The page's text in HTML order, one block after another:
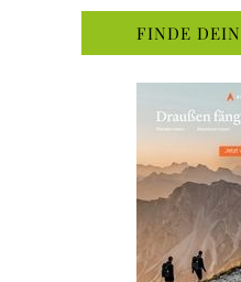
FINDE